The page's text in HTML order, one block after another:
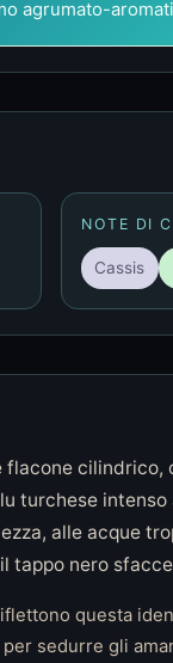
agrumato-
NOTE DI
Cassis
turchese
alle acque
nero
questa
sedurre gli